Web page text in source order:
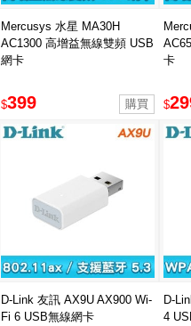
Mercusys 水星 MA30H
AC1300 高增益無線雙頻 USB
網卡
$399
卡
$
D-Link 友訊 AX9U AX900 Wi-
Fi 6 USB無線網卡
D-
4